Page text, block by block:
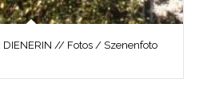
DIENERIN // Fotos / Szenenfoto